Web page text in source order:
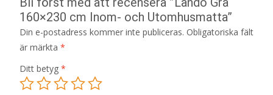
160×230 cm Inom- och Utomhusmatta”
Din e-postadress kommer inte publiceras. Obligatoriska fält
är märkta *
Ditt betyg *